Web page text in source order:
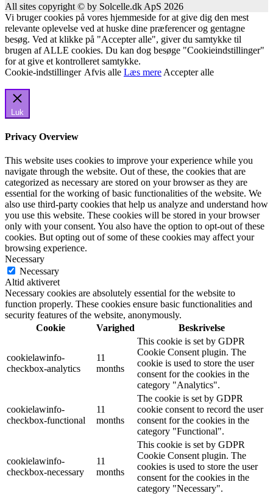
All sites copyright © by Solcelle.dk ApS 2026
Vi bruger cookies på vores hjemmeside for at give dig den mest
relevante oplevelse ved at huske dine præferencer og gentagne
besøg. Ved at klikke på "Accepter alle", giver du samtykke til
brugen af ALLE cookies. Du kan dog besøge "Cookieindstillinger"
for at give et kontrolleret samtykke.
Cookie-indstillinger Afvis alle Læs mere Accepter alle
Luk
Privacy Overview
This website uses cookies to improve your experience while you
navigate through the website. Out of these, the cookies that are
categorized as necessary are stored on your browser as they are
essential for the working of basic functionalities of the website. We
also use third-party cookies that help us analyze and understand how
you use this website. These cookies will be stored in your browser
only with your consent. You also have the option to opt-out of these
cookies. But opting out of some of these cookies may affect your
browsing experience.
Necessary
Necessary
Altid aktiveret
Necessary cookies are absolutely essential for the website to
function properly. These cookies ensure basic functionalities and
security features of the website, anonymously.
Cookie
Varighed Beskrivelse
cookielawinfo-
checkbox-analytics
11
months
This cookie is set by GDPR
Cookie Consent plugin. The
cookie is used to store the user
consent for the cookies in the
category "Analytics".
cookielawinfo-
checkbox-functional
11
months
The cookie is set by GDPR
cookie consent to record the user
consent for the cookies in the
category "Functional".
cookielawinfo-
checkbox-necessary
11
months
This cookie is set by GDPR
Cookie Consent plugin. The
cookies is used to store the user
consent for the cookies in the
category "Necessary".